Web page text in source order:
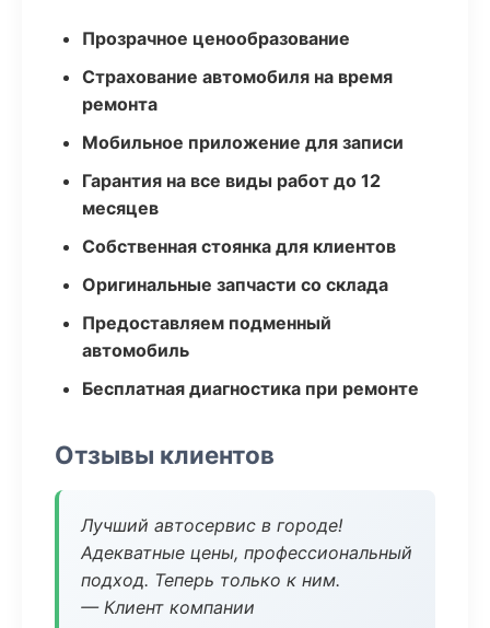
Прозрачное ценообразование
Страхование автомобиля на время
ремонта
Мобильное приложение для записи
Гарантия на все виды работ до 12
месяцев
Собственная стоянка для клиентов
Оригинальные запчасти со склада
Предоставляем подменный
автомобиль
Бесплатная диагностика при ремонте
Отзывы клиентов
Лучший автосервис в городе!
Адекватные цены, профессиональный
подход. Теперь только к ним.
— Клиент компании